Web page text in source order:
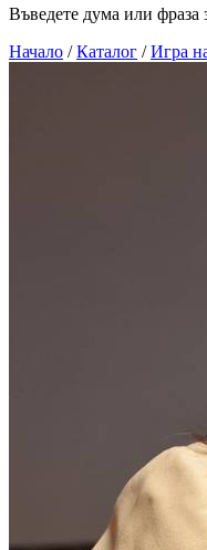
Въведете дума или фраза
Начало / Каталог / Игра